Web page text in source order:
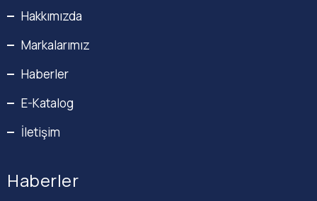
Hakkımızda
Markalarımız
Haberler
E-Katalog
İletişim
Haberler